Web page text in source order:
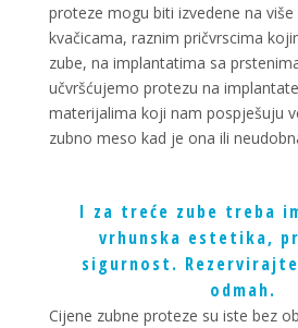
proteze mogu biti izvedene na više
kvačicama, raznim pričvrscima
zube, na implantatima sa
učvršćujemo protezu na
materijalima koji nam pospješuju
zubno meso kad je ona ili
I za treće zube treba
vrhunska estetika,
sigurnost.
odmah.
Cijene zubne proteze su iste bez